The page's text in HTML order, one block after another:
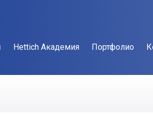
Hettich Академия Портфолио